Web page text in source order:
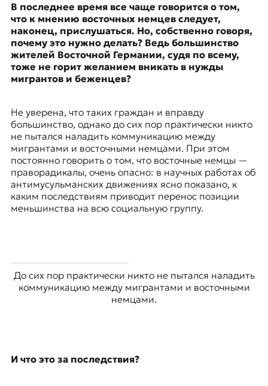
В последнее время все чаще говорится о том,
что к мнению восточных немцев следует,
наконец, прислушаться. Но, собственно говоря,
почему это нужно делать? Ведь большинство
жителей Восточной Германии, судя по всему,
тоже не горит желанием вникать в нужды
мигрантов и беженцев?
Не уверена, что таких граждан и вправду
большинство, однако до сих пор практически никто
не пытался наладить коммуникацию между
мигрантами и восточными немцами. При этом
постоянно говорить о том, что восточные немцы —
праворадикалы, очень опасно: в научных работах об
антимусульманских движениях ясно показано, к
каким последствиям приводит перенос позиции
меньшинства на всю социальную группу.
До сих пор практически никто не пытался наладить
коммуникацию между мигрантами и восточными
немцами.
И что это за последствия?